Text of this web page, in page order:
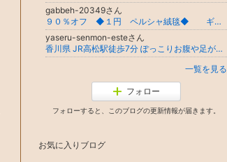
gabbeh-20349さん
９０％オフ ◆１円 ペルシャ絨毯◆ ギャッベ
yaseru-senmon-esteさん
香川県 JR高松駅徒歩7分 ぽっこりお腹や足が太いでお悩みの女性の方向け！ 痩せるに特化した痩身ダイエット専門サロン ユルル(yururu)
一覧を見る
フォロー
フォローすると、このブログの更新情報が届きます。
お気に入りブログ